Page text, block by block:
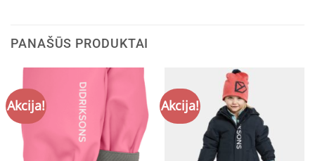
PANAŠŪS PRODUKTAI
Akcija! Akcija!